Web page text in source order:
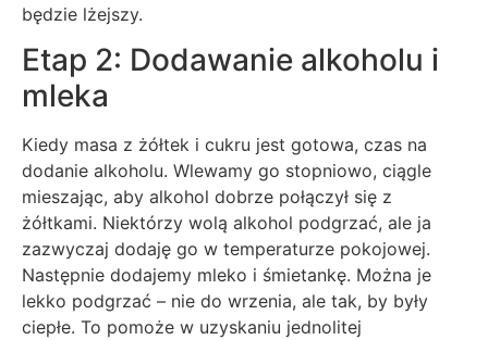
będzie lżejszy.
Etap 2: Dodawanie alkoholu i
mleka
Kiedy masa z żółtek i cukru jest gotowa, czas na
dodanie alkoholu. Wlewamy go stopniowo, ciągle
mieszając, aby alkohol dobrze połączył się z
żółtkami. Niektórzy wolą alkohol podgrzać, ale ja
zazwyczaj dodaję go w temperaturze pokojowej.
Następnie dodajemy mleko i śmietankę. Można je
lekko podgrzać – nie do wrzenia, ale tak, by były
ciepłe. To pomoże w uzyskaniu jednolitej